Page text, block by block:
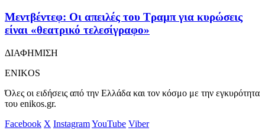
Μεντβέντεφ: Οι απειλές του Τραμπ για κυρώσεις
είναι «θεατρικό τελεσίγραφο»
ΔΙΑΦΗΜΙΣΗ
ENIKOS
Όλες οι ειδήσεις από την Ελλάδα και τον κόσμο με την εγκυρότητα
του enikos.gr.
Facebook X InstagramYouTube Viber